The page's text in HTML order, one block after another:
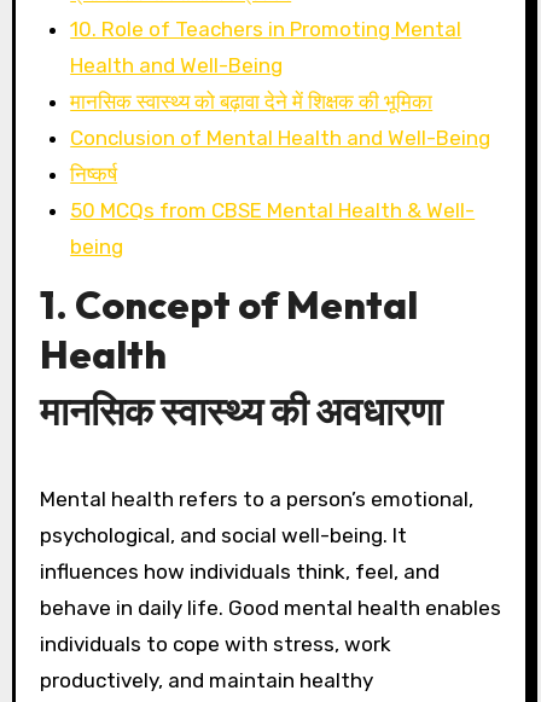
10. Role of Teachers in Promoting Mental
Health and Well-Being
मानसिक स्वास्थ्य को बढ़ावा देने में शिक्षक की भूमिका
Conclusion of Mental Health and Well-Being
निष्कर्ष
50 MCQs from CBSE Mental Health & Well-
being
1. Concept of Mental
Health
मानसिक स्वास्थ्य की अवधारणा
Mental health refers to a person’s emotional,
psychological, and social well-being. It
influences how individuals think, feel, and
behave in daily life. Good mental health enables
individuals to cope with stress, work
productively, and maintain healthy